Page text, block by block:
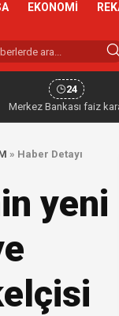
EKONOMİ
24
Merkez Bankası faiz
» Haber Detayı
yeni